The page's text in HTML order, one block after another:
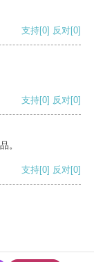
支持[0] 反对[0]
支持[0] 反对[0]
。
支持[0] 反对[0]